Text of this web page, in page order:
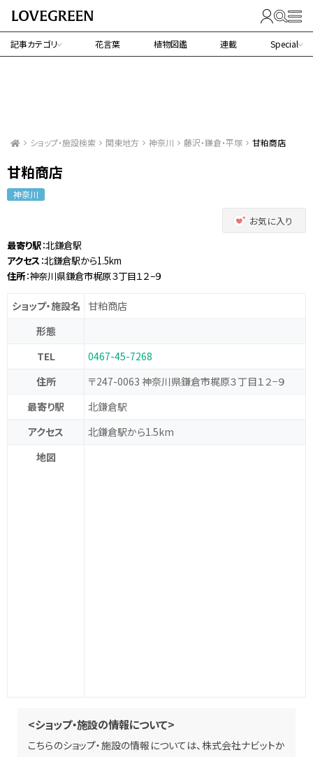
記事カテゴリ 花言葉 植物図鑑 連載 Special
ショップ・施設検索 関東地方 神奈川 藤沢・鎌倉・平塚 甘粕商店
甘粕商店
神奈川
お気に入り
最寄り駅：北鎌倉駅
アクセス ：北鎌倉駅から1.5km
住所：神奈川県鎌倉市梶原３丁目１２−９
ショップ・施設名 甘粕商店
形態
TEL
0467-45-7268
住所
〒247-0063 神奈川県鎌倉市梶原３丁目１２−９
最寄り駅
北鎌倉駅
アクセス
北鎌倉駅から1.5km
地図
<ショップ・施設の情報について>
こちらのショップ・施設の情報については、株式会社ナビットか